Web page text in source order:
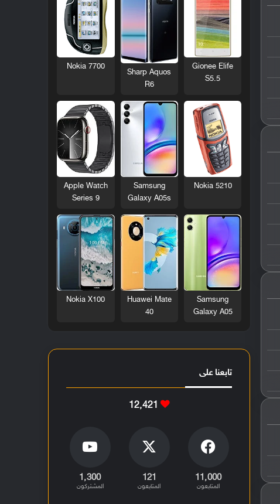
Gionee Elife
S5.5
Sharp Aquos
R6
Nokia 7700
Nokia 5210
Samsung
Galaxy A05s
Apple Watch
Series 9
Samsung
Galaxy A05
Huawei Mate
40
Nokia X100
تابعنا على
12٬421
11٬000
المتابعون
121
المتابعون
1٬300
المشتركون